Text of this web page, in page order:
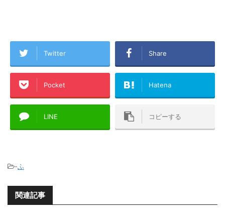
Twitter Share
Pocket Hatena
LINE コピーする
-ふ
関連記事